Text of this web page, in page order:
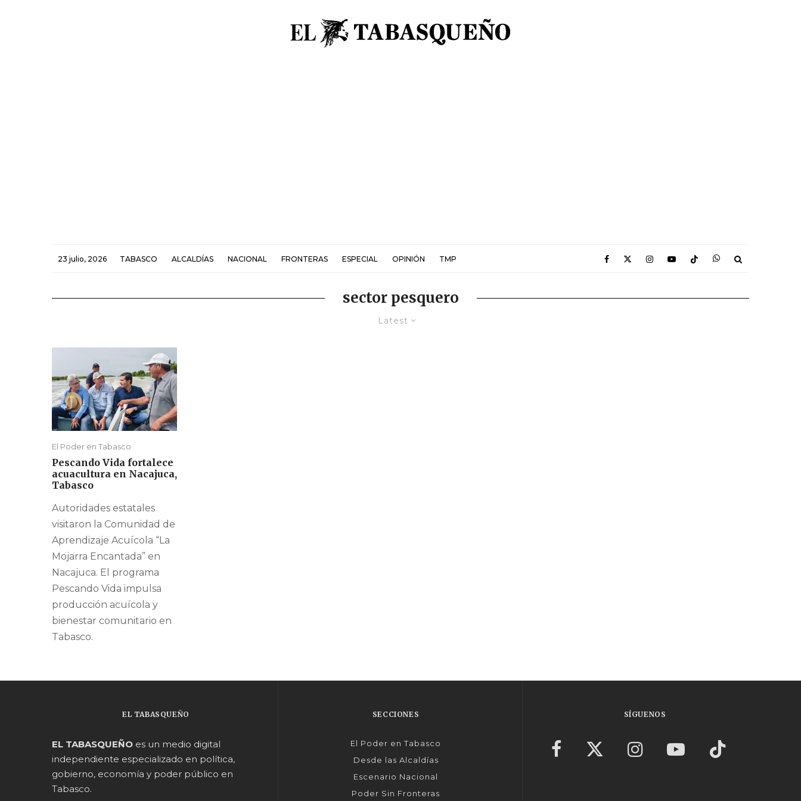
23 julio, 2026 TABASCO ALCALDÍAS NACIONAL FRONTERAS ESPECIAL OPINIÓN TMP
sector pesquero
Latest
El Poder en Tabasco
Pescando Vida fortalece
acuacultura en Nacajuca,
Tabasco
Autoridades estatales
visitaron la Comunidad de
Aprendizaje Acuícola “La
Mojarra Encantada” en
Nacajuca. El programa
Pescando Vida impulsa
producción acuícola y
bienestar comunitario en
Tabasco.
EL TABASQUEÑO
EL TABASQUEÑO es un medio digital
independiente especializado en política,
gobierno, economía y poder público en
Tabasco.
SECCIONES
El Poder en Tabasco
Desde las Alcaldías
Escenario Nacional
Poder Sin Fronteras
SÍGUENOS